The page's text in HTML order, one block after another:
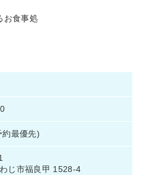
お食事処
約最優先)
じ市福良甲 1528-4